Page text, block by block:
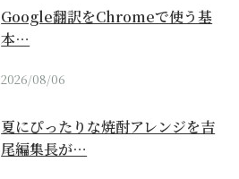
Google翻訳をChromeで使う基
本…
2026/08/06
夏にぴったりな焼酎アレンジを吉
尾編集長が…